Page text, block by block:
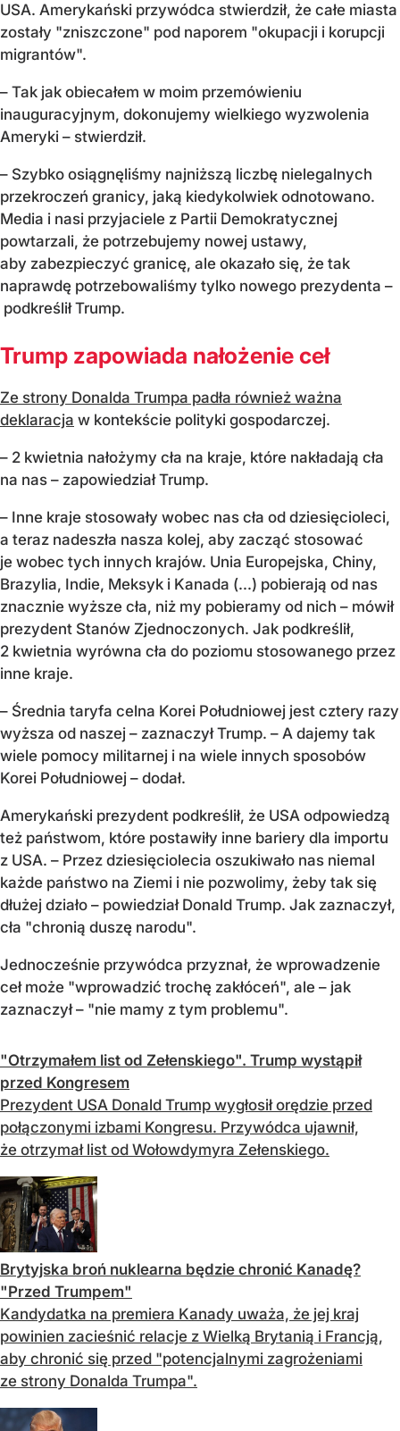
USA. Amerykański przywódca stwierdził, że całe miasta
zostały "zniszczone" pod naporem "okupacji i korupcji
migrantów".
– Tak jak obiecałem w moim przemówieniu
inauguracyjnym, dokonujemy wielkiego wyzwolenia
Ameryki – stwierdził.
– Szybko osiągnęliśmy najniższą liczbę nielegalnych
przekroczeń granicy, jaką kiedykolwiek odnotowano.
Media i nasi przyjaciele z Partii Demokratycznej
powtarzali, że potrzebujemy nowej ustawy,
aby zabezpieczyć granicę, ale okazało się, że tak
naprawdę potrzebowaliśmy tylko nowego prezydenta –
podkreślił Trump.
Trump zapowiada nałożenie ceł
Ze strony Donalda Trumpa padła również ważna
deklaracja w kontekście polityki gospodarczej.
– 2 kwietnia nałożymy cła na kraje, które nakładają cła
na nas – zapowiedział Trump.
– Inne kraje stosowały wobec nas cła od dziesięcioleci,
a teraz nadeszła nasza kolej, aby zacząć stosować
je wobec tych innych krajów. Unia Europejska, Chiny,
Brazylia, Indie, Meksyk i Kanada (...) pobierają od nas
znacznie wyższe cła, niż my pobieramy od nich – mówił
prezydent Stanów Zjednoczonych. Jak podkreślił,
2 kwietnia wyrówna cła do poziomu stosowanego przez
inne kraje.
– Średnia taryfa celna Korei Południowej jest cztery razy
wyższa od naszej – zaznaczył Trump. – A dajemy tak
wiele pomocy militarnej i na wiele innych sposobów
Korei Południowej – dodał.
Amerykański prezydent podkreślił, że USA odpowiedzą
też państwom, które postawiły inne bariery dla importu
z USA. – Przez dziesięciolecia oszukiwało nas niemal
każde państwo na Ziemi i nie pozwolimy, żeby tak się
dłużej działo – powiedział Donald Trump. Jak zaznaczył,
cła "chronią duszę narodu".
Jednocześnie przywódca przyznał, że wprowadzenie
ceł może "wprowadzić trochę zakłóceń", ale – jak
zaznaczył – "nie mamy z tym problemu".
"Otrzymałem list od Zełenskiego". Trump wystąpił
przed Kongresem
Prezydent USA Donald Trump wygłosił orędzie przed
połączonymi izbami Kongresu. Przywódca ujawnił,
że otrzymał list od Wołowdymyra Zełenskiego.
Brytyjska broń nuklearna będzie chronić Kanadę?
"Przed Trumpem"
Kandydatka na premiera Kanady uważa, że jej kraj
powinien zacieśnić relacje z Wielką Brytanią i Francją,
aby chronić się przed "potencjalnymi zagrożeniami
ze strony Donalda Trumpa".